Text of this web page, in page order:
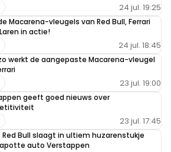
24 jul. 19:25
Macarena-vleugels van Red Bull, Ferrari
in actie!
24 jul. 18:45
werkt de aangepaste Macarena-vleugel
23 jul. 19:00
geeft goed nieuws over
23 jul. 17:45
Red Bull slaagt in ultiem huzarenstukje
auto Verstappen